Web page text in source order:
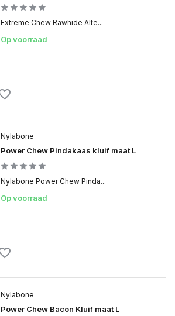
Nylabone
Power Chew Bacon Kluif maat L
Nylabone
Power Chew Pindakaas kluif maat L
Nylabone Power Chew Pinda...
Op voorraad
Extreme Chew Rawhide Alte...
Op voorraad